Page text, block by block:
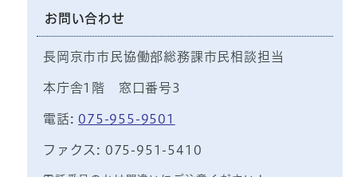
お問い合わせ
長岡京市市民協働部総務課市民相談担当
本庁舎1階 窓口番号3
電話: 075-955-9501
ファクス: 075-951-5410